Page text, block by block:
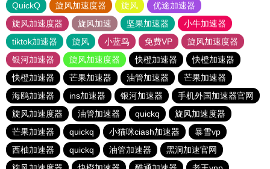
QuickQ 旋风加速度器 旋风
优途加速器
旋风加速度器
旋风加速 坚果加速器
小牛加速器
tiktok加速器
旋风 小蓝鸟 免费VP
旋风加速度器
银河加速器
旋风加速度器 快橙加速器
快橙加速器
快橙加速器
芒果加速器 油管加速器
芒果加速器
海鸥加速器
ins加速器 银河加速器
手机外国加速器官网
旋风加速度器
油管加速器 quickq
旋风加速度器
芒果加速器
quickq 小猫咪ciash加速器
暴雪vp
西柚加速器
quickq 油管加速器
黑洞加速官网